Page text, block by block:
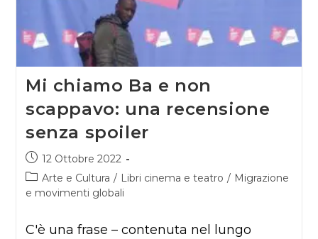
Mi chiamo Ba e non
scappavo: una recensione
senza spoiler
Articolo
pubblicato:
12 Ottobre 2022
Categoria
dell'articolo:
Arte e Cultura / Libri cinema e teatro / Migrazione
e movimenti globali
C'è una frase – contenuta nel lungo